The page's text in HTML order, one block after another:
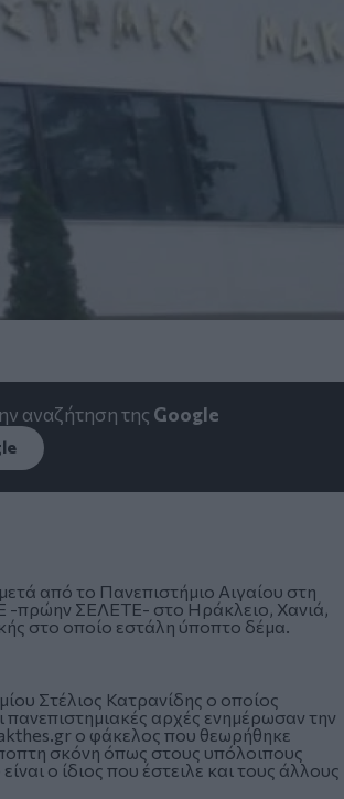
αναζήτηση της Google
από το Πανεπιστήμιο Αιγαίου στη
πρώην ΣΕΛΕΤΕ- στο Ηράκλειο, Χανιά,
στο οποίο εστάλη ύποπτο δέμα.
Στέλιος Κατρανίδης ο οποίος
αρχές ενημέρωσαν την
ο φάκελος που θεωρήθηκε
σκόνη όπως στους υπόλοιπους
ο ίδιος που έστειλε και τους άλλους